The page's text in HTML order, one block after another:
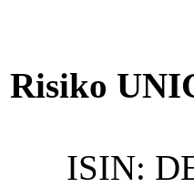
Risiko
ISIN: